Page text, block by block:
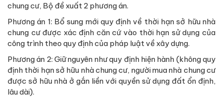
chung cư, Bộ đề xuất 2 phương án.
Phương án 1: Bổ sung mới quy định về thời hạn sở hữu nhà
chung cư được xác định căn cứ vào thời hạn sử dụng của
công trình theo quy định của pháp luật về xây dựng.
Phương án 2: Giữ nguyên như quy định hiện hành (không quy
định thời hạn sở hữu nhà chung cư, người mua nhà chung cư
được sở hữu nhà ở gắn liền với quyền sử dụng đất ổn định,
lâu dài).